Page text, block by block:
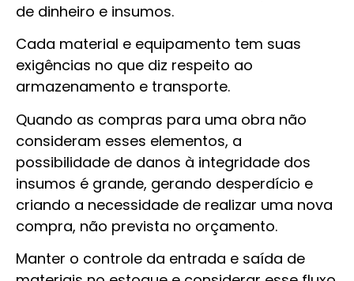
de dinheiro e insumos.
Cada material e equipamento tem suas
exigências no que diz respeito ao
armazenamento e transporte.
Quando as compras para uma obra não
consideram esses elementos, a
possibilidade de danos à integridade dos
insumos é grande, gerando desperdício e
criando a necessidade de realizar uma nova
compra, não prevista no orçamento.
Manter o controle da entrada e saída de